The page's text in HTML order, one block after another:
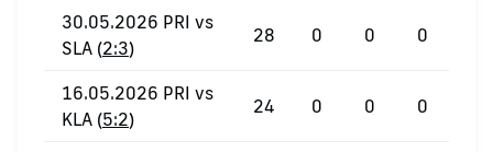
30.05.2026 PRI vs
SLA (2:3)
28 0 0 0
16.05.2026 PRI vs
KLA (5:2)
24 0 0 0